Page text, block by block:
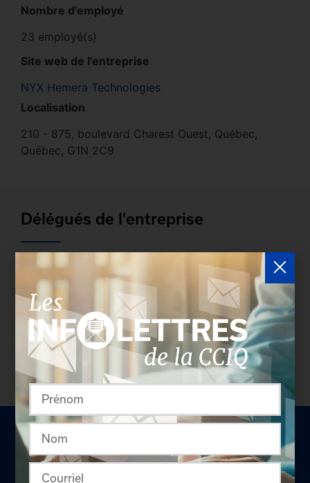
Nombre d'employé
23 employé(s)
Site web de l'entreprise
NYX Hemera Technologies
Localisation
210 - 875, boulevard Charest Ouest, Québec,
Québec, G1N 2C9
Délégués de l'entreprise
Les entreprises membres peuvent bénéficier d’une
version plus détaillée du répertoire via leur espace
sécurisé.
Connectez-vous
afin de consulter le
profil complet des entreprises incluant les
coordonnées des délégués inscrits. Vous n'êtes
pas membre? N'attendez plus et
devenez membre!